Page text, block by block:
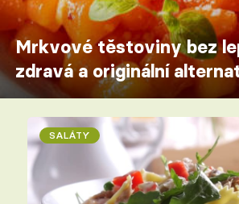
Mrkvové těstoviny bez
zdravá a originální
SALÁTY